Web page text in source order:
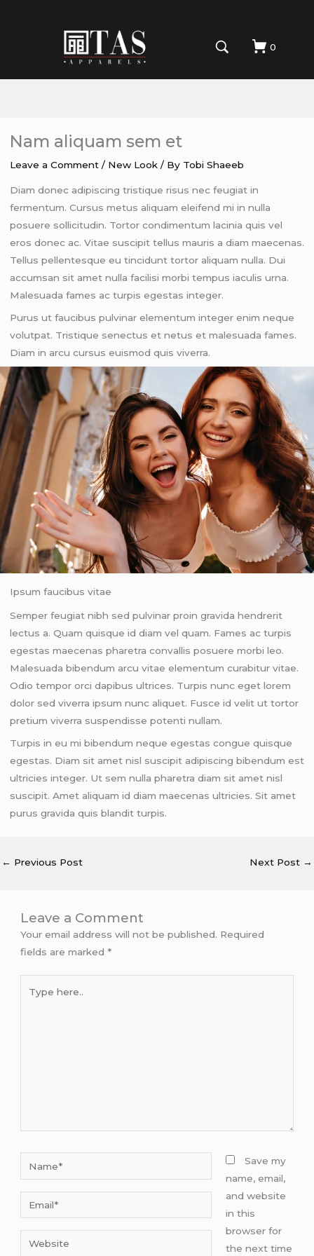
0
Nam aliquam sem et
Leave a Comment / New Look/ By Tobi Shaeeb
Diam donec adipiscing tristique risus nec feugiat in
fermentum. Cursus metus aliquam eleifend mi in nulla
posuere sollicitudin. Tortor condimentum lacinia quis vel
eros donec ac. Vitae suscipit tellus mauris a diam maecenas.
Tellus pellentesque eu tincidunt tortor aliquam nulla. Dui
accumsan sit amet nulla facilisi morbi tempus iaculis urna.
Malesuada fames ac turpis egestas integer.
Purus ut faucibus pulvinar elementum integer enim neque
volutpat. Tristique senectus et netus et malesuada fames.
Diam in arcu cursus euismod quis viverra.
Ipsum faucibus vitae
Semper feugiat nibh sed pulvinar proin gravida hendrerit
lectus a. Quam quisque id diam vel quam. Fames ac turpis
egestas maecenas pharetra convallis posuere morbi leo.
Malesuada bibendum arcu vitae elementum curabitur vitae.
Odio tempor orci dapibus ultrices. Turpis nunc eget lorem
dolor sed viverra ipsum nunc aliquet. Fusce id velit ut tortor
pretium viverra suspendisse potenti nullam.
Turpis in eu mi bibendum neque egestas congue quisque
egestas. Diam sit amet nisl suscipit adipiscing bibendum est
ultricies integer. Ut sem nulla pharetra diam sit amet nisl
suscipit. Amet aliquam id diam maecenas ultricies. Sit amet
purus gravida quis blandit turpis.
← Previous Post Next Post →
Leave a Comment
Your email address will not be published. Required
fields are marked *
here..
Website
Save my
name, email,
and website
in this
browser for
the next time